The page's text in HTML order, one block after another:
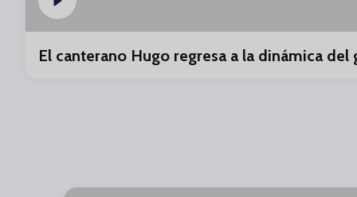
El canterano Hugo regresa a la dinámica del